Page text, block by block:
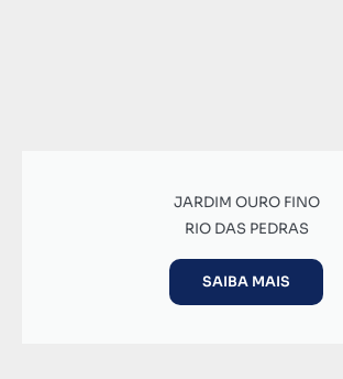
JARDIM OURO FINO
RIO DAS PEDRAS
SAIBA MAIS